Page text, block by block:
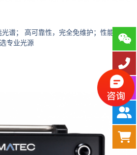
； 高可靠性，完全免维护；性能优越，
专业光源